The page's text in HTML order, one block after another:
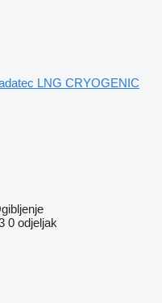
LNG CRYOGENIC
0 odjeljak